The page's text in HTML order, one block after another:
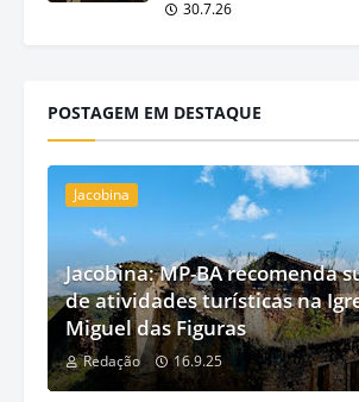
30.7.26
POSTAGEM EM DESTAQUE
Jacobina
Jacobina: MP-BA recomenda
de atividades turísticas na
Miguel das Figuras
Redação 16.9.25